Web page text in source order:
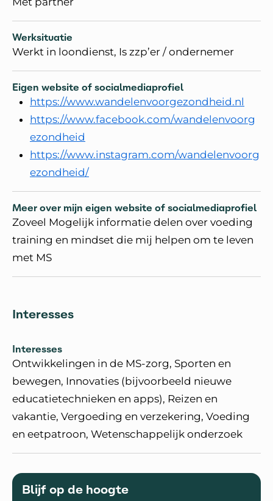
Werksituatie
Werkt in loondienst, Is zzp’er / ondernemer
Eigen website of socialmediaprofiel
https://www.wandelenvoorgezondheid.nl
https://www.facebook.com/wandelenvoorg
ezondheid
https://www.instagram.com/wandelenvoorg
ezondheid/
Meer over mijn eigen website of socialmediaprofiel
Zoveel Mogelijk informatie delen over voeding
training en mindset die mij helpen om te leven
met MS
Interesses
Interesses
Ontwikkelingen in de MS-zorg, Sporten en
bewegen, Innovaties (bijvoorbeeld nieuwe
educatietechnieken en apps), Reizen en
vakantie, Vergoeding en verzekering, Voeding
en eetpatroon, Wetenschappelijk onderzoek
Blijf op de hoogte